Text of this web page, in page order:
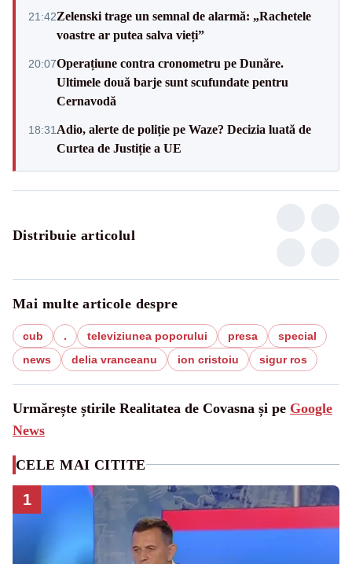
21:42Zelenski trage un semnal de alarmă: „Rachetele
voastre ar putea salva vieți”
20:07Operațiune contra cronometru pe Dunăre.
Ultimele două barje sunt scufundate pentru
Cernavodă
18:31 Adio, alerte de poliție pe Waze? Decizia luată de
Curtea de Justiție a UE
Distribuie articolul
Mai multe articole despre
cub . televiziunea poporului presa
special
news
delia vranceanu ion cristoiu sigur ros
Urmărește știrile Realitatea de Covasna și pe Google
News
CELE MAI CITITE
1